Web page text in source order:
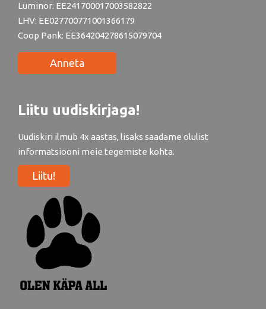
Luminor: EE241700017003582822
LHV: EE027700771001366179
Coop Pank: EE364204278615079704
Anneta
Liitu uudiskirjaga!
Uudiskiri ilmub 4x aastas, lisaks saadame olulist
informatsiooni meie tegemiste kohta.
Liitu!